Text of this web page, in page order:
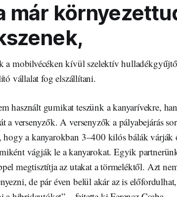
már
a mobilvécéken kívül szelektív
vállalat fog elszállítani.
használt gumikat teszünk a kanyarívekre,
a versenyzők. A versenyzők a pályabejárás
a kanyarokban 3–400 kilós bálák
vágják le a kanyarokat. Egyik
megtisztítja az utakat a törmeléktől. Azt
de pár éven belül akár az is